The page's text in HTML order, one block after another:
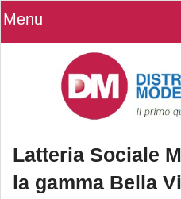
Menu
Latteria Sociale
la gamma Bella